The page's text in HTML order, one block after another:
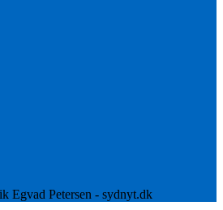
Egvad Petersen - sydnyt.dk